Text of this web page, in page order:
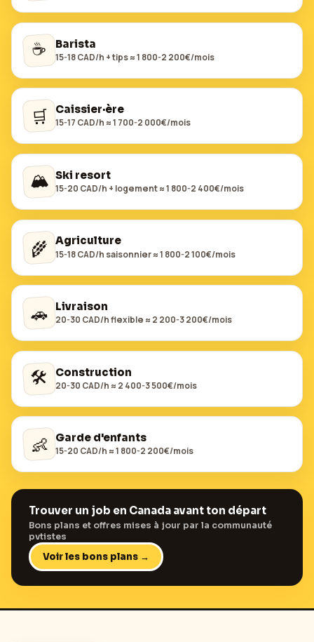
☕ Barista
15-18 CAD/h + tips ≈ 1 800-2 200€/mois
🛒 Caissier·ère
15-17 CAD/h ≈ 1 700-2 000€/mois
🏔️ Ski resort
15-20 CAD/h + logement ≈ 1 800-2 400€/mois
🌾 Agriculture
15-18 CAD/h saisonnier ≈ 1 800-2 100€/mois
🚗 Livraison
20-30 CAD/h flexible ≈ 2 200-3 200€/mois
🛠️ Construction
20-30 CAD/h ≈ 2 400-3 500€/mois
👶 Garde d'enfants
15-20 CAD/h ≈ 1 800-2 200€/mois
Trouver un job en Canada avant ton départ
Bons plans et offres mises à jour par la communauté
pvtistes
Voir les bons plans →